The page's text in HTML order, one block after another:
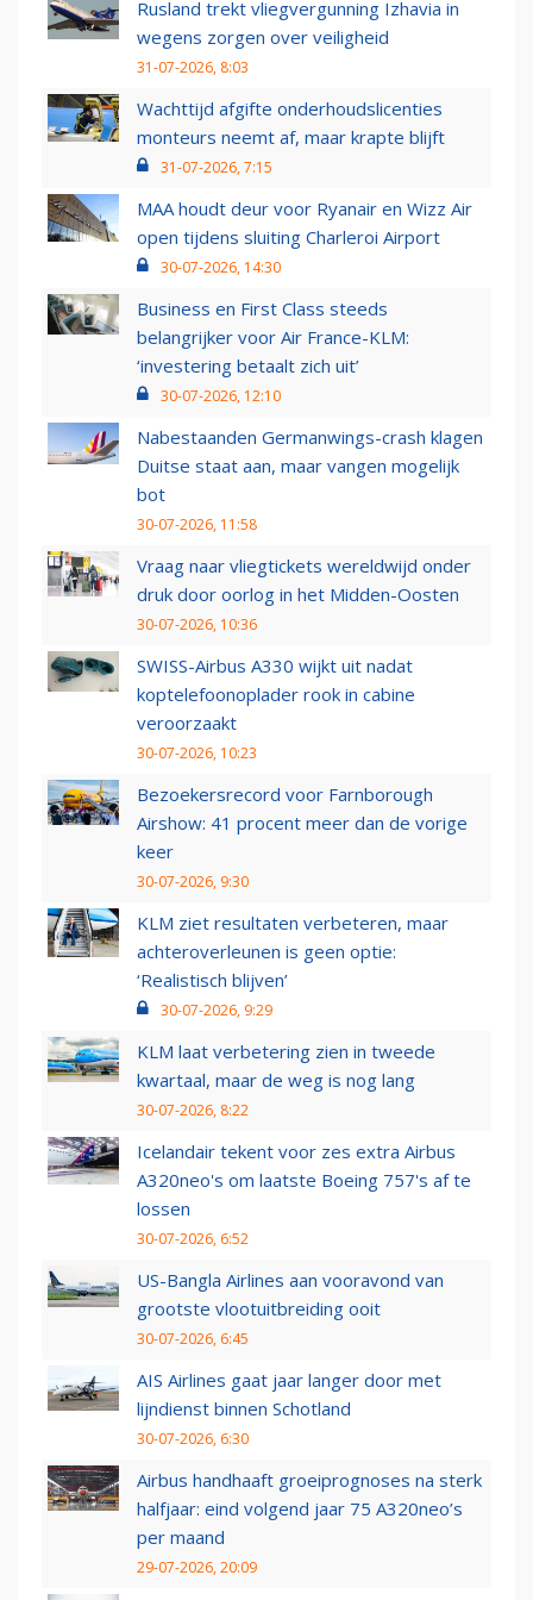
Rusland trekt vliegvergunning Izhavia in
wegens zorgen over veiligheid
31-07-2026, 8:03
Wachttijd afgifte onderhoudslicenties
monteurs neemt af, maar krapte blijft
31-07-2026, 7:15
MAA houdt deur voor Ryanair en Wizz Air
open tijdens sluiting Charleroi Airport
30-07-2026, 14:30
Business en First Class steeds
belangrijker voor Air France-KLM:
‘investering betaalt zich uit’
30-07-2026, 12:10
Nabestaanden Germanwings-crash klagen
Duitse staat aan, maar vangen mogelijk
bot
30-07-2026, 11:58
Vraag naar vliegtickets wereldwijd onder
druk door oorlog in het Midden-Oosten
30-07-2026, 10:36
SWISS-Airbus A330 wijkt uit nadat
koptelefoonoplader rook in cabine
veroorzaakt
30-07-2026, 10:23
Bezoekersrecord voor Farnborough
Airshow: 41 procent meer dan de vorige
keer
30-07-2026, 9:30
KLM ziet resultaten verbeteren, maar
achteroverleunen is geen optie:
‘Realistisch blijven’
30-07-2026, 9:29
KLM laat verbetering zien in tweede
kwartaal, maar de weg is nog lang
30-07-2026, 8:22
Icelandair tekent voor zes extra Airbus
A320neo's om laatste Boeing 757's af te
lossen
30-07-2026, 6:52
US-Bangla Airlines aan vooravond van
grootste vlootuitbreiding ooit
30-07-2026, 6:45
AIS Airlines gaat jaar langer door met
lijndienst binnen Schotland
30-07-2026, 6:30
Airbus handhaaft groeiprognoses na sterk
halfjaar: eind volgend jaar 75 A320neo’s
per maand
29-07-2026, 20:09